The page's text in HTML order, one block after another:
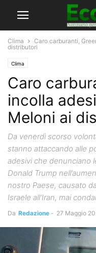
Clima
Caro carburanti,
distributori
Clima
Caro
incolla
Meloni ai
Da venerdì scorso
stanno attaccando alle
adesivi che denunciano
Donald Trump
nostro Paese, causato
Israele all’Iran, mai
Da Redazione - 27 Maggio